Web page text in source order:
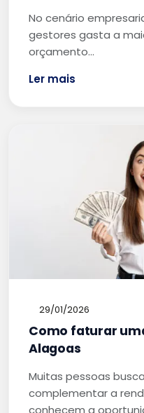
No cenário
gestores gasta a
orçamento…
Ler mais
29/01/2026
Como faturar
Alagoas
Muitas pessoas
complementar a
conhecem a